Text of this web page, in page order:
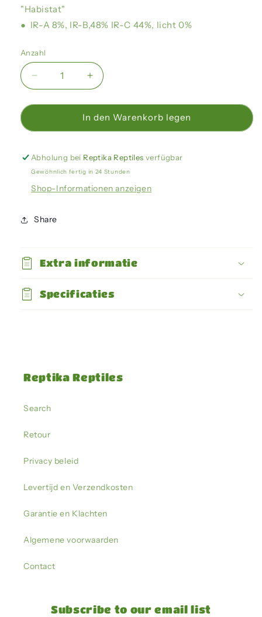
"Habistat"
● IR-A 8%, IR-B,48% IR-C 44%, licht 0%
Anzahl
Verringere
die
Menge
Arcadia
Deep
Heat
80W
Erhöhe
die
Menge
für
Arcadia
Deep
Heat
80W
In den Warenkorb legen
Abholung bei Reptika Reptiles verfügbar
Gewöhnlich fertig in 24 Stunden
Shop-Informationen anzeigen
Share
Extra informatie
Specificaties
Reptika Reptiles
Search
Retour
Privacy beleid
Levertijd en Verzendkosten
Garantie en Klachten
Algemene voorwaarden
Contact
Subscribe to our email list